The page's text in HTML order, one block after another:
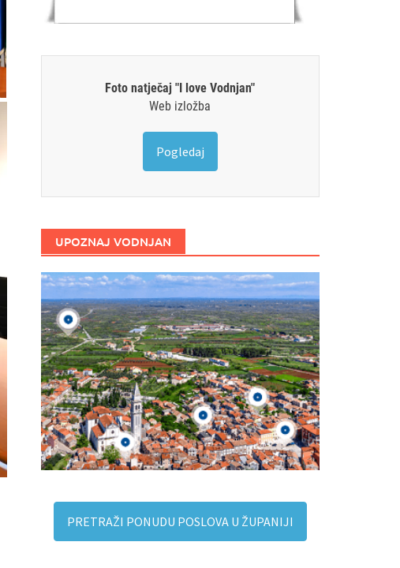
Foto natječaj "I love Vodnjan"
Web izložba
Pogledaj
UPOZNAJ VODNJAN
PRETRAŽI PONUDU POSLOVA U ŽUPANIJI